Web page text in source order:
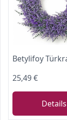
25,49 €
Details